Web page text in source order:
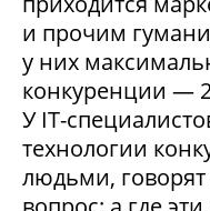
и прочим
у них
конкуренции —
У IT-
технологии
людьми,